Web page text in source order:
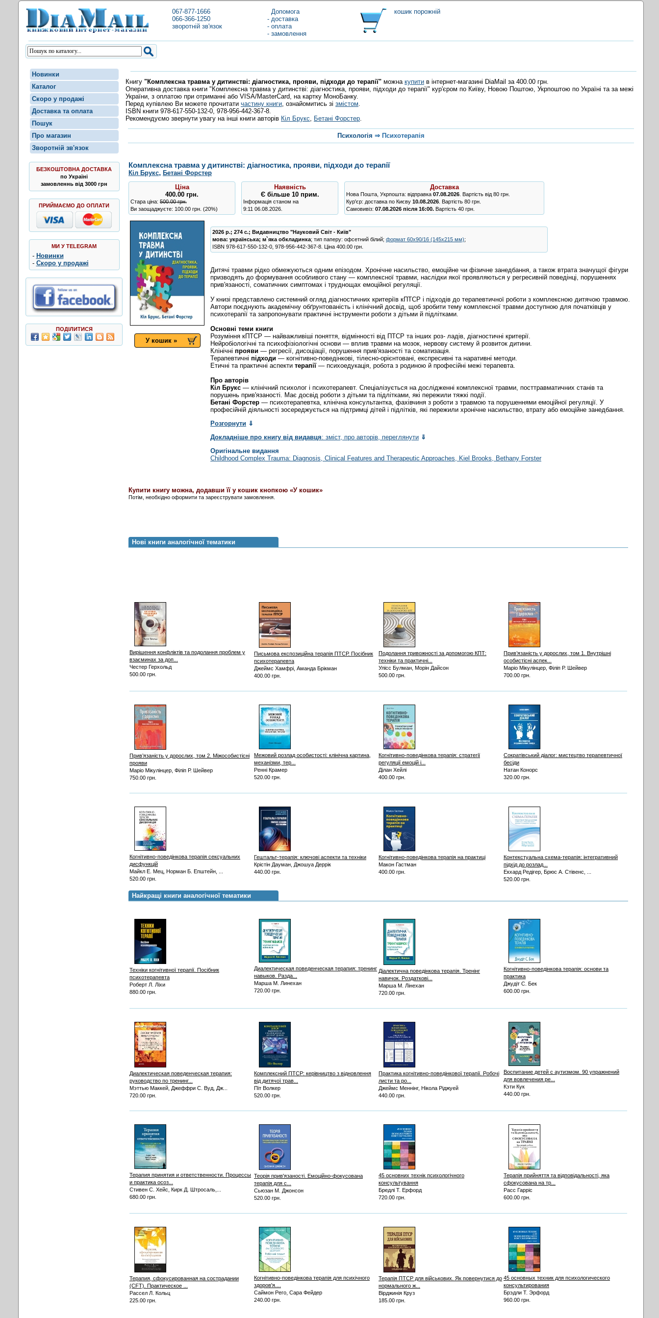
067-877-1666
066-366-1250
зворотній зв'язок
Допомога
- доставка
- оплата
- замовлення
кошик порожній
Новинки
Каталог
Скоро у продажі
Доставка та оплата
Пошук
Про магазин
Зворотній зв'язок
БЕЗКОШТОВНА ДОСТАВКА
по Україні
замовленнь від 3000 грн
ПРИЙМАЄМО ДО ОПЛАТИ
МИ У TELEGRAM
- Новинки
- Скоро у продажі
ПОДІЛИТИСЯ
Книгу "Комплексна травма у дитинстві: діагностика, прояви, підходи до терапії" можна купити в інтернет-магазині DiaMail за 400.00 грн.
Оперативна доставка книги "Комплексна травма у дитинстві: діагностика, прояви, підходи до терапії" кур'єром по Київу, Новою Поштою, Укрпоштою по Україні та за межі
України, з оплатою при отриманні або VISA/MasterCard, на картку МоноБанку.
Перед купівлею Ви можете прочитати частину книги , ознайомитись зі змістом
ISBN книги 978-617-550-132-0, 978-956-442-367-8.
Рекомендуємо звернути увагу на інші книги авторів Кіл Брукс Бетані Форстер
Психологія ⇒ Психотерапія
Комплексна травма у дитинстві: діагностика, прояви, підходи до терапії
Кіл Брукс, Бетані Форстер
Ціна
400.00 грн.
Стара ціна: 500.00 грн.
Ви заощаджуєте: 100.00 грн. (20%)
Наявність
Є більше 10 прим.
Інформація станом на
9:11 06.08.2026.
Доставка
Нова Пошта, Укрпошта: відправка 07.08.2026 . Вартість від 80 грн.
Кур'єр: доставка по Києву 10.08.2026 . Вартість 80 грн.
Самовивіз: 07.08.2026 після 16:00. Вартість 40 грн.
У кошик »
2026 р.; 274 с.; Видавництво "Науковий Світ - Київ"
мова: українська; м`яка обкладинка; тип паперу: офсетний білий; формат 60х90/16 (145х215 мм);
ISBN 978-617-550-132-0, 978-956-442-367-8 Ціна 400.00 грн.
Дитячі травми рідко обмежуються одним епізодом. Хронічне насильство, емоційне чи фізичне занедбання, а також втрата значущої фігури
призводять до формування особливого стану — комплексної травми, наслідки якої проявляються у регресивній поведінці, порушеннях
прив'язаності, соматичних симптомах і труднощах емоційної регуляції.
У книзі представлено системний огляд діагностичних критеріїв кПТСР і підходів до терапевтичної роботи з комплексною дитячою травмою.
Автори поєднують академічну обґрунтованість і клінічний досвід, щоб зробити тему комплексної травми доступною для початківців у
психотерапії та запропонувати практичні інструменти роботи з дітьми й підлітками.
Основні теми книги
Розуміння кПТСР — найважливіші поняття, відмінності від ПТСР та інших роз- ладів, діагностичні критерії.
Нейробіологічні та психофізіологічні основи — вплив травми на мозок, нервову систему й розвиток дитини.
Клінічні прояви — регресії, дисоціації, порушення прив'язаності та соматизація.
Терапевтичні підходи — когнітивно-поведінкові, тілесно-орієнтовані, експресивні та наративні методи.
Етичні та практичні аспекти терапії — психоедукація, робота з родиною й професійні межі терапевта.
Про авторів
Кіл Брукс — клінічний психолог і психотерапевт. Спеціалізується на дослідженні комплексної травми, посттравматичних станів та
порушень прив'язаності. Має досвід роботи з дітьми та підлітками, які пережили тяжкі події.
Бетані Форстер — психотерапевтка, клінічна консультантка, фахівчиня з роботи з травмою та порушеннями емоційної регуляції. У
професійній діяльності зосереджується на підтримці дітей і підлітків, які пережили хронічне насильство, втрату або емоційне занедбання.
Розгорнути ⇓
Докладніше про книгу від видавця: зміст, про авторів, переглянути ⇓
Оригінальне видання
Childhood Complex Trauma: Diagnosis, Clinical Features and Therapeutic Approaches, Kiel Brooks, Bethany Forster
Купити книгу можна, додавши її у кошик кнопкою «У кошик»
Потім, необхідно оформити та зареєструвати замовлення.
Нові книги аналогічної тематики
Вирішення конфліктів та подолання проблем у
взаєминах за доп...
Честер Герхольд
500.00 грн.
Письмова експозиційна терапія ПТСР. Посібник
психотерапевта
Джеймс Хамфрі, Аманда Брікман
400.00 грн.
Подолання тривожності за допомогою КПТ:
техніки та практичні...
Улісс Булман, Морін Дайсон
500.00 грн.
Прив’язаність у дорослих, том 1. Внутрішні
особистісні аспек...
Маріо Мікулінцер, Філіп Р. Шейвер
700.00 грн.
Прив’язаність у дорослих, том 2. Міжособистісні
прояви
Маріо Мікулінцер, Філіп Р. Шейвер
750.00 грн.
Межовий розлад особистості: клінічна картина,
механізми, тер...
Ренні Крамер
520.00 грн.
Когнітивно-поведінкова терапія: стратегії
регуляції емоцій і...
Ділан Хейлі
400.00 грн.
Сократівський діалог: мистецтво терапевтичної
бесіди
Натан Конорс
320.00 грн.
Когнітивно-поведінкова терапія сексуальних
дисфункцій
Майкл Е. Мец, Норман Б. Епштейн, ...
520.00 грн.
Гештальт-терапія: ключові аспекти та техніки
Крістін Дауман, Джошуа Деррік
440.00 грн.
Когнітивно-поведінкова терапія на практиці
Макон Гастман
400.00 грн.
Контекстуальна схема-терапія: інтегративний
підхід до розлад...
Екхард Редігер, Брюс А. Стівенс, ...
520.00 грн.
Найкращі книги аналогічної тематики
Техніки когнітивної терапії. Посібник
психотерапевта
Роберт Л. Ліхи
880.00 грн.
Диалектическая поведенческая терапия: тренинг
навыков. Разда...
Марша М. Линехан
720.00 грн.
Діалектична поведінкова терапія. Тренінг
навичок. Роздаткові...
Марша М. Лінехан
720.00 грн.
Когнітивно-поведінкова терапія: основи та
практика
Джудіт С. Бек
600.00 грн.
Диалектическая поведенческая терапия:
руководство по тренинг...
Мэттью Маккей, Джеффри С. Вуд, Дж...
720.00 грн.
Комплексний ПТСР: керівництво з відновлення
від дитячої трав...
Піт Волкер
520.00 грн.
Практика когнітивно-поведінкової терапії. Робочі
листи та ро...
Джеймс Меннінг, Нікола Ріджуей
440.00 грн.
Воспитание детей с аутизмом. 90 упражнений
для вовлечения ре...
Кэти Кук
440.00 грн.
Терапия принятия и ответственности. Процессы
и практика осоз...
Стивен С. Хейс, Кирк Д. Штросаль,...
680.00 грн.
Теорія прив'язаності. Емоційно-фокусована
терапія для с...
Сьюзан М. Джонсон
520.00 грн.
45 основних технік психологічного
консультування
Бредлі Т. Ерфорд
720.00 грн.
Терапія прийняття та відповідальності, яка
сфокусована на тр...
Расс Гарріс
600.00 грн.
Терапия, сфокусированная на сострадании
(CFT). Практическое ...
Рассел Л. Кольц
225.00 грн.
Когнітивно-поведінкова терапія для психічного
здоров'я....
Саймон Рего, Сара Фейдер
240.00 грн.
Терапія ПТСР для військових. Як повернутися до
нормального ж...
Вірджинія Круз
185.00 грн.
45 основных техник для психологического
консультирования
Брэдли Т. Эрфорд
960.00 грн.